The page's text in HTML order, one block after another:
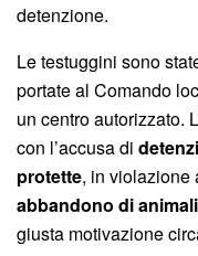
detenzione.
Le testuggini sono
portate al Comando
un centro autorizzato.
con l’accusa di
protette, in violazione
abbandono di animali
giusta motivazione